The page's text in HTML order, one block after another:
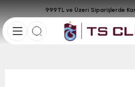
999TL ve Üzeri Siparişlerde